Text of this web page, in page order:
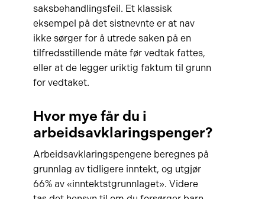
saksbehandlingsfeil. Et klassisk
eksempel på det sistnevnte er at nav
ikke sørger for å utrede saken på en
tilfredsstillende måte før vedtak fattes,
eller at de legger uriktig faktum til grunn
for vedtaket.
Hvor mye får du i
arbeidsavklaringspenger?
Arbeidsavklaringspengene beregnes på
grunnlag av tidligere inntekt, og utgjør
66% av «inntektstgrunnlaget». Videre